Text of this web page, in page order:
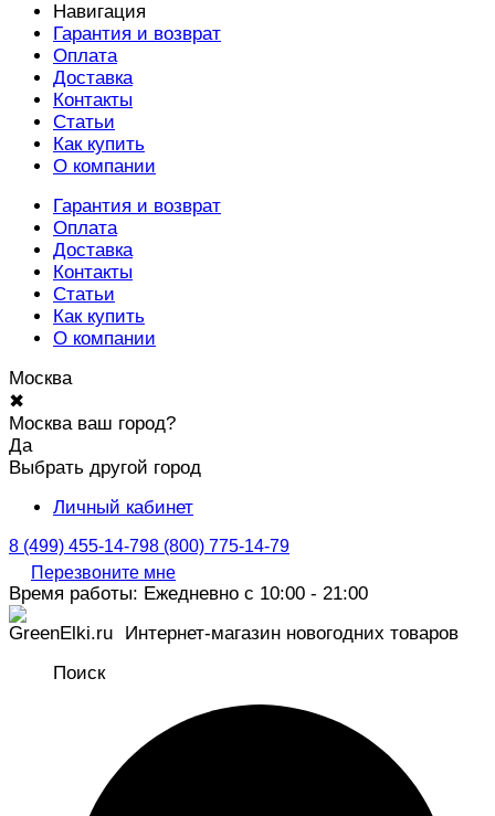
Навигация
Гарантия и возврат
Оплата
Доставка
Контакты
Статьи
Как купить
О компании
Гарантия и возврат
Оплата
Доставка
Контакты
Статьи
Как купить
О компании
Москва
✖
Москва ваш город?
Да
Выбрать другой город
Личный кабинет
8 (499) 455-14-798 (800) 775-14-79
Перезвоните мне
Время работы: Ежедневно с 10:00 - 21:00
Интернет-магазин новогодних товаров
Поиск